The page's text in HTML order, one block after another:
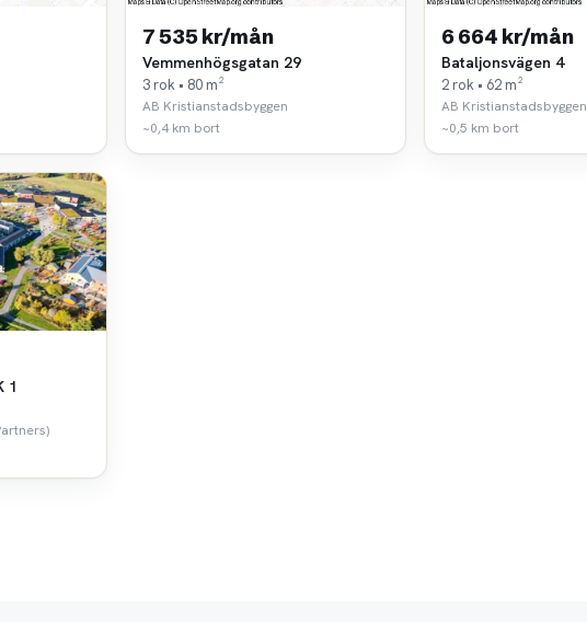
7 535 kr/mån
Vemmenhögsgatan 29
3 rok • 80 m²
AB Kristianstadsbyggen
~0,4 km bort
6 664 kr/mån
Bataljonsvägen 4
2 rok • 62 m²
AB Kristianstadsbyggen
~0,5 km bort
1